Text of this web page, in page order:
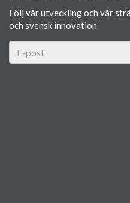
Följ vår utveckling och vår
och svensk innovation